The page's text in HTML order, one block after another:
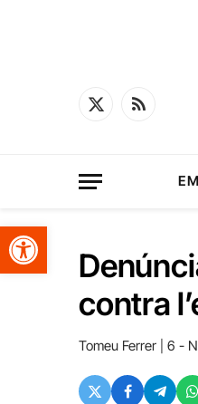
Obre la barra d'eines
X
RSS
contra
Tomeu Ferrer 6 -